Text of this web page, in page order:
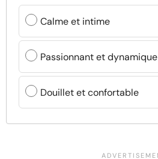
Calme et intime
Passionnant et dynamique
Douillet et confortable